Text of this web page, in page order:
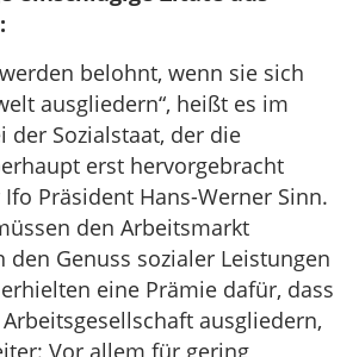
belohnt, wenn sie sich
ausgliedern“, heißt es im
der Sozialstaat, der die
erst hervorgebracht
Präsident Hans-Werner Sinn.
den Arbeitsmarkt
den Genuss sozialer Leistungen
eine Prämie dafür, dass
ausgliedern,
Vor allem für gering